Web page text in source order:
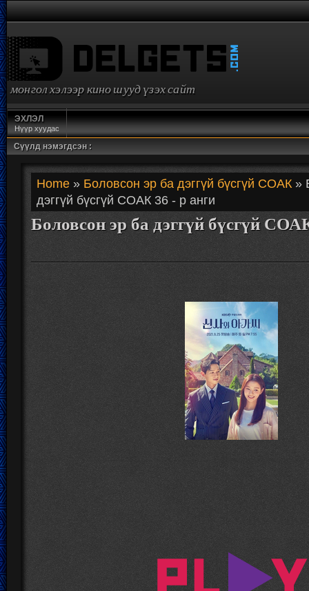
монгол хэлээр кино шууд үзэх сайт
ЭХЛЭЛ
Нүүр хуудас
Сүүлд нэмэгдсэн :
Home » Боловсон эр ба дэггүй бүсгүй СОАК »
дэггүй бүсгүй СОАК 36 - р анги
Боловсон эр ба дэггүй бүсгүй